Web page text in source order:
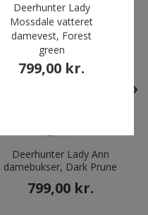
Deerhunter Lady Ann
damebukser, Dark Prune
799,00 kr.
Deerhunter Lady
Mossdale vatteret
damevest, Forest
green
799,00 kr.
Du